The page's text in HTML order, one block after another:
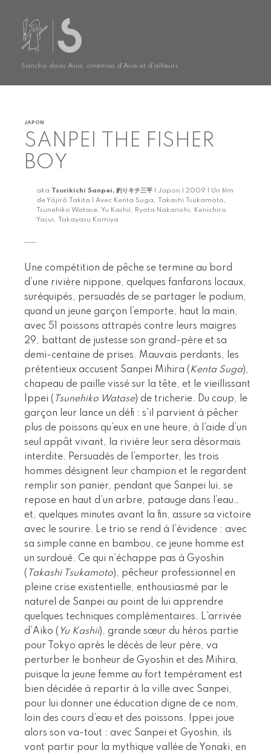
Sancho does Asia, cinémas d'Asie et d'ailleurs
JAPON
SANPEI THE FISHER
BOY
aka Tsurikichi Sanpei, 釣りキチ三平 | Japon | 2009 | Un film
de Yôjirô Takita | Avec Kenta Suga, Takashi Tsukamoto,
Tsunehiko Watase, Yu Kashii, Ryota Nakanishi, Kenichiro
Yasui, Takayasu Komiya
Une compétition de pêche se termine au bord
d’une rivière nippone, quelques fanfarons locaux,
suréquipés, persuadés de se partager le podium,
quand un jeune garçon l’emporte, haut la main,
avec 51 poissons attrapés contre leurs maigres
29, battant de justesse son grand-père et sa
demi-centaine de prises. Mauvais perdants, les
prétentieux accusent Sanpei Mihira ( Kenta Suga),
chapeau de paille vissé sur la tête, et le vieillissant
Ippei ( Tsunehiko Watase) de tricherie. Du coup, le
garçon leur lance un défi : s’il parvient à pêcher
plus de poissons qu’eux en une heure, à l’aide d’un
seul appât vivant, la rivière leur sera désormais
interdite. Persuadés de l’emporter, les trois
hommes désignent leur champion et le regardent
remplir son panier, pendant que Sanpei lui, se
repose en haut d’un arbre, patauge dans l’eau…
et, quelques minutes avant la fin, assure sa victoire
avec le sourire. Le trio se rend à l’évidence : avec
sa simple canne en bambou, ce jeune homme est
un surdoué. Ce qui n’échappe pas à Gyoshin
( Takashi Tsukamoto), pêcheur professionnel en
pleine crise existentielle, enthousiasmé par le
naturel de Sanpei au point de lui apprendre
quelques techniques complémentaires. L’arrivée
d’Aiko ( Yu Kashii), grande sœur du héros partie
pour Tokyo après le décès de leur père, va
perturber le bonheur de Gyoshin et des Mihira,
puisque la jeune femme au fort tempérament est
bien décidée à repartir à la ville avec Sanpei,
pour lui donner une éducation digne de ce nom,
loin des cours d’eau et des poissons. Ippei joue
alors son va-tout : avec Sanpei et Gyoshin, ils
vont partir pour la mythique vallée de Yonaki, en